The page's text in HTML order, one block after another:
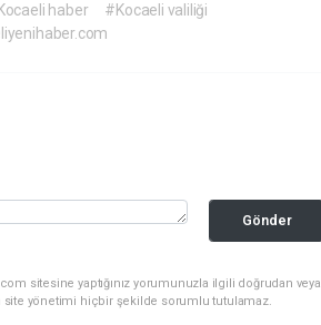
haber
#Kocaeli valiliği
Gönder
sitesine yaptığınız yorumunuzla ilgili doğrudan veya
site yönetimi hiçbir şekilde sorumlu tutulamaz.